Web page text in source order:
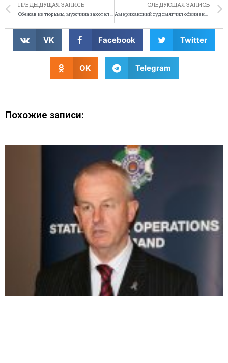
ПРЕДЫДУЩАЯ ЗАПИСЬ
Сбежав из тюрьмы, мужчина захотел бургер
СЛЕДУЮЩАЯ ЗАПИСЬ
Американский суд смягчил обвинение Линдсей Лохан
VK Facebook Twitter
OK Telegram
Похожие записи: